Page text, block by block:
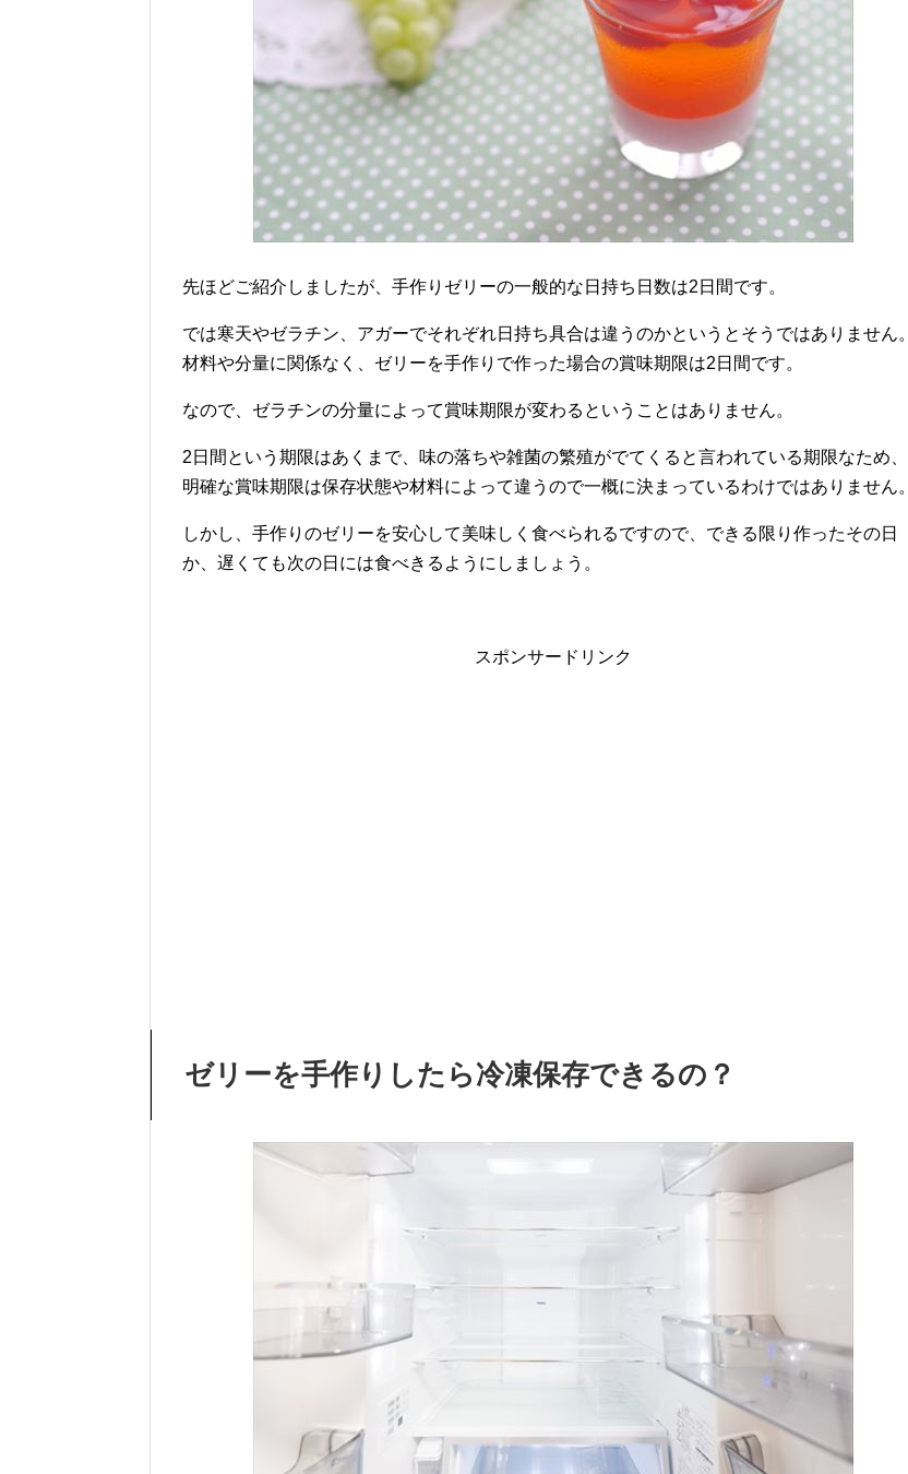
先ほどご紹介しましたが、手作りゼリーの一般的な日持ち日数は2日間です。
では寒天やゼラチン、アガーでそれぞれ日持ち具合は違うのかというとそうではありません。
材料や分量に関係なく、ゼリーを手作りで作った場合の賞味期限は2日間です。
なので、ゼラチンの分量によって賞味期限が変わるということはありません。
2日間という期限はあくまで、味の落ちや雑菌の繁殖がでてくると言われている期限なため、
明確な賞味期限は保存状態や材料によって違うので一概に決まっているわけではありません。
しかし、手作りのゼリーを安心して美味しく食べられるですので、できる限り作ったその日
か、遅くても次の日には食べきるようにしましょう。
スポンサードリンク
ゼリーを手作りしたら冷凍保存できるの？